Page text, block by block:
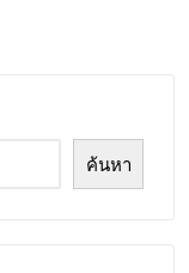
ค้นหา